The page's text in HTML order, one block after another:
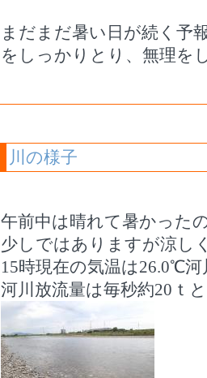
まだまだ暑い日が続く予
をしっかりとり、無理を
川の様子
午前中は晴れて暑かった
少しではありますが涼し
15時現在の気温は26.0℃
河川放流量は毎秒約20ｔ